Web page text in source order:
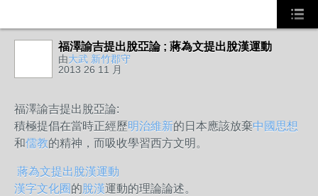
福澤諭吉提出脫亞論 ; 蔣為文提出脫漢運動
由大武 新竹郡守
2013 26 11 月
福澤諭吉提出脫亞論:
積極提倡在當時正經歷明治維新的日本應該放棄中國思想
和儒教的精神，而吸收學習西方文明。
蔣為文提出脫漢運動
漢字文化圈的脫漢運動的理論論述。